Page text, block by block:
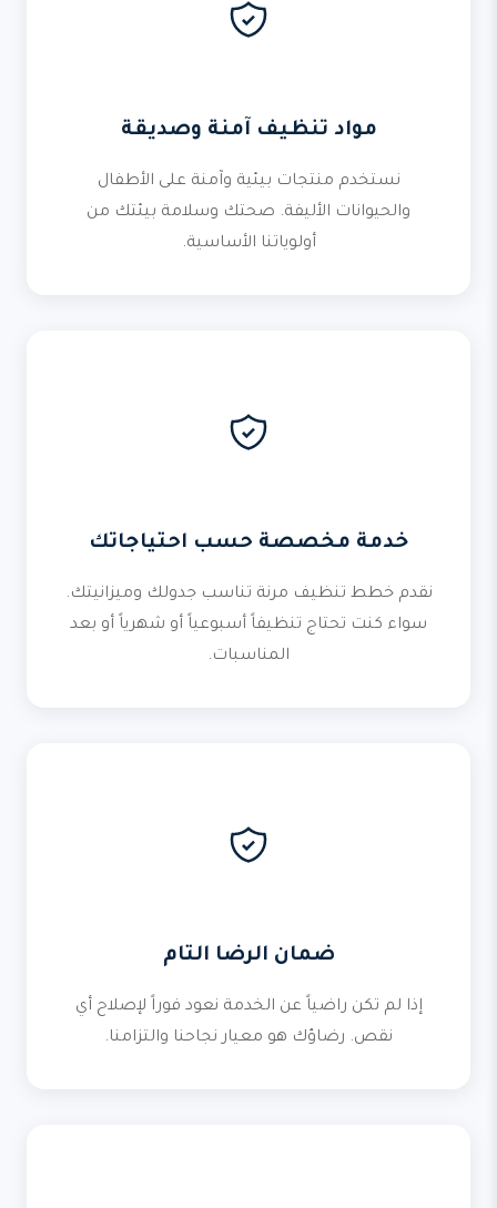
مواد تنظيف آمنة وصديقة
نستخدم منتجات بيئية وآمنة على الأطفال
والحيوانات الأليفة. صحتك وسلامة بيئتك من
أولوياتنا الأساسية.
خدمة مخصصة حسب احتياجاتك
نقدم خطط تنظيف مرنة تناسب جدولك وميزانيتك.
سواء كنت تحتاج تنظيفاً أسبوعياً أو شهرياً أو بعد
المناسبات.
ضمان الرضا التام
إذا لم تكن راضياً عن الخدمة نعود فوراً لإصلاح أي
نقص. رضاؤك هو معيار نجاحنا والتزامنا.